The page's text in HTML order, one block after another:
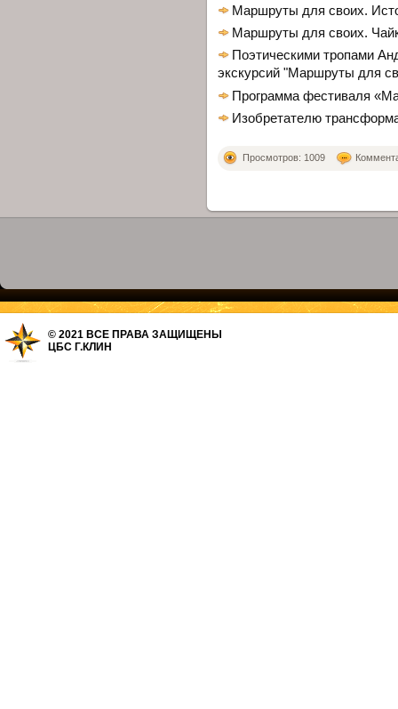
Маршруты для своих.
Маршруты для своих.
Поэтическими тропами
экскурсий "Маршруты для
Программа фестиваля
Изобретателю
Просмотров: 1009
© 2021 ВСЕ ПРАВА ЗАЩИЩЕНЫ
ЦБС Г.КЛИН